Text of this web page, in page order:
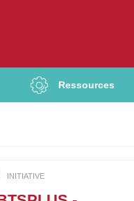
Ressources